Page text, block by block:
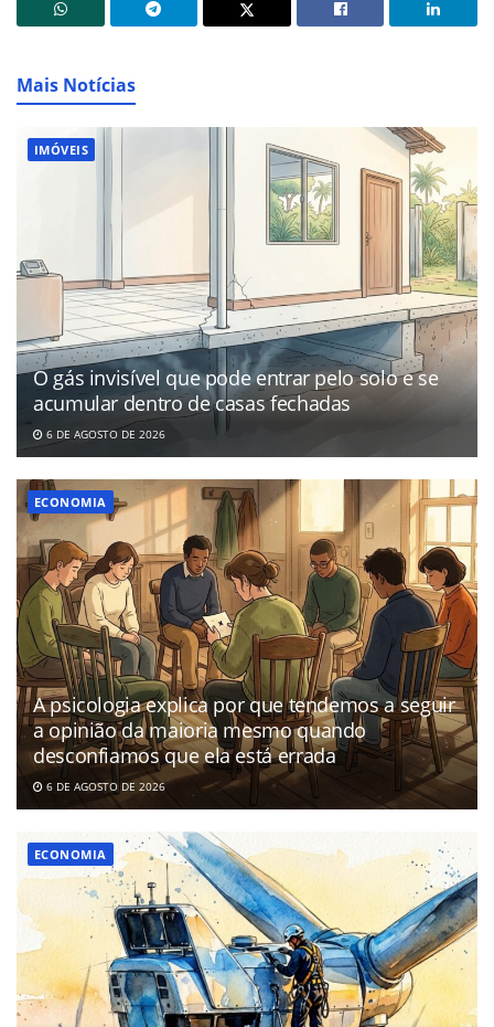
Mais Notícias
IMÓVEIS
O gás invisível que pode entrar pelo solo e se
acumular dentro de casas fechadas
6 DE AGOSTO DE 2026
ECONOMIA
A psicologia explica por que tendemos a seguir
a opinião da maioria mesmo quando
desconfiamos que ela está errada
6 DE AGOSTO DE 2026
ECONOMIA